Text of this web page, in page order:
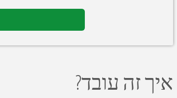
איך זה עובד?